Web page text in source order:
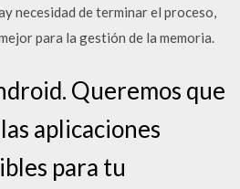
necesidad de terminar el proceso,
para la gestión de la memoria.
Queremos que
aplicaciones
para tu